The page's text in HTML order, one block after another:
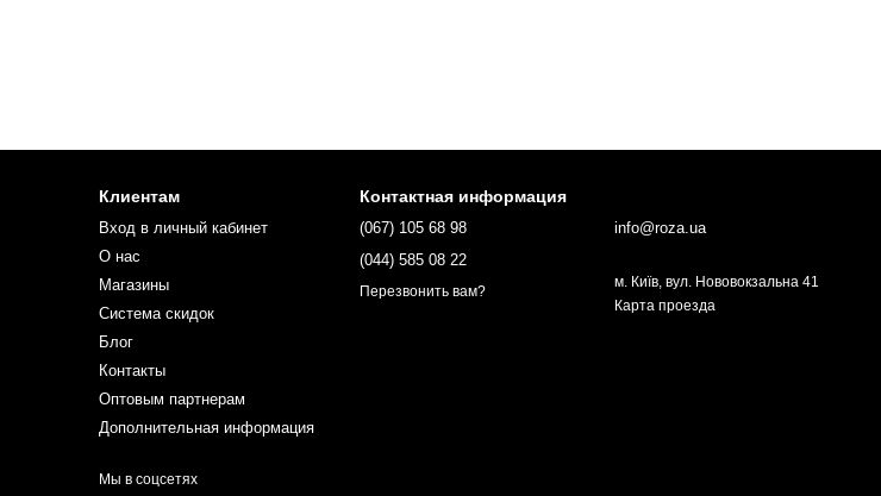
Клиентам
Вход в личный кабинет
О нас
Магазины
Система скидок
Блог
Контакты
Оптовым партнерам
Дополнительная информация
Мы в соцсетях
Контактная информация
(067) 105 68 98
(044) 585 08 22
Перезвонить вам?
info@roza.ua
м. Київ, вул. Нововокзальна 41
Карта проезда